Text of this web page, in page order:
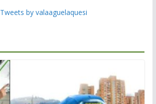
Tweets by valaaguelaquesi